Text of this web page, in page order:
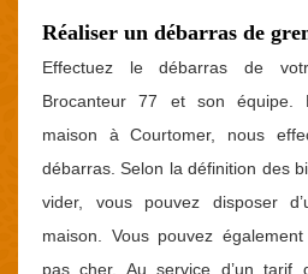
Réaliser un débarras de
Effectuez le débarras de
Brocanteur 77 et son équipe.
maison à Courtomer, nous
débarras. Selon la définition des
vider, vous pouvez disposer
maison. Vous pouvez
pas cher. Au service d’un tarif